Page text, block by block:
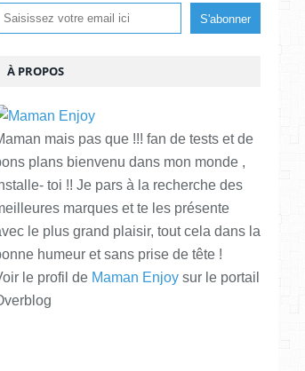
À PROPOS
mais pas que !!! fan de tests et de
plans bienvenu dans mon monde ,
toi !! Je pars à la recherche des
marques et te les présente
le plus grand plaisir, tout cela dans la
humeur et sans prise de tête !
le profil de Maman Enjoy sur le portail